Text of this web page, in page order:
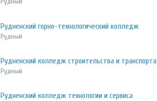
Рудненский горно-технологический колледж
Рудный
Рудненский колледж строительства и транспорта
Рудный
Рудненский колледж технологии и сервиса